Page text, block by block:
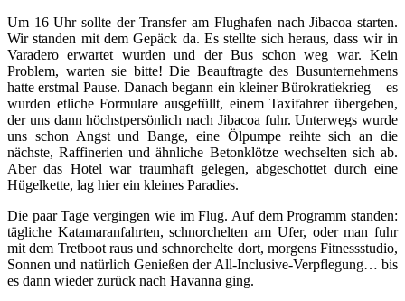
Um 16 Uhr sollte der Transfer am Flughafen nach Jibacoa starten.
Wir standen mit dem Gepäck da. Es stellte sich heraus, dass wir in
Varadero erwartet wurden und der Bus schon weg war. Kein
Problem, warten sie bitte! Die Beauftragte des Busunternehmens
hatte erstmal Pause. Danach begann ein kleiner Bürokratiekrieg – es
wurden etliche Formulare ausgefüllt, einem Taxifahrer übergeben,
der uns dann höchstpersönlich nach Jibacoa fuhr. Unterwegs wurde
uns schon Angst und Bange, eine Ölpumpe reihte sich an die
nächste, Raffinerien und ähnliche Betonklötze wechselten sich ab.
Aber das Hotel war traumhaft gelegen, abgeschottet durch eine
Hügelkette, lag hier ein kleines Paradies.
Die paar Tage vergingen wie im Flug. Auf dem Programm standen:
tägliche Katamaranfahrten, schnorchelten am Ufer, oder man fuhr
mit dem Tretboot raus und schnorchelte dort, morgens Fitnessstudio,
Sonnen und natürlich Genießen der All-Inclusive-Verpflegung… bis
es dann wieder zurück nach Havanna ging.